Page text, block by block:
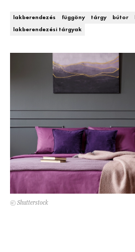
lakberendezés függöny tárgy bútor
lakberendezési tárgyak
© Shutterstock